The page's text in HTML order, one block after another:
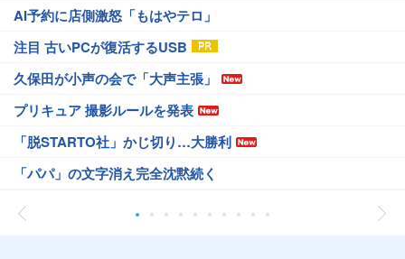
AI予約に店側激怒「もはやテロ」
注目 古いPCが復活するUSB
久保田が小声の会で「大声主張」
プリキュア 撮影ルールを発表
「脱STARTO社」かじ切り…大勝利
「パパ」の文字消え完全沈黙続く